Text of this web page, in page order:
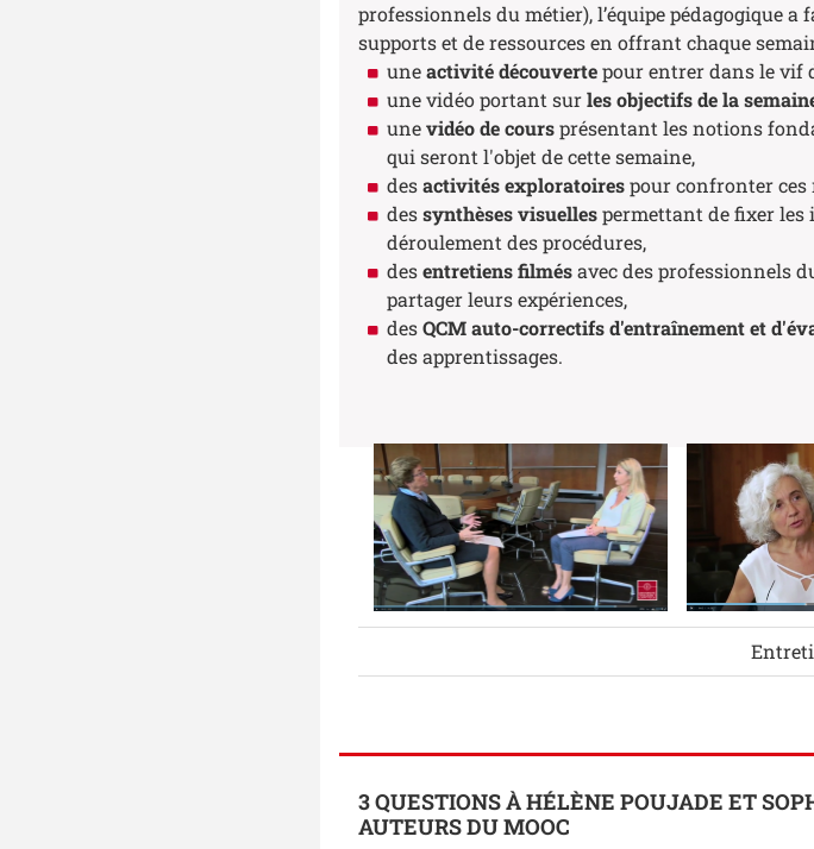
professionnels du métier), l’équipe pédagogique
supports et de ressources en offrant chaque
uneactivité découvertepour entrer dans le vif
une vidéo portant surles objectifs de la
unevidéo de coursprésentant les notions
qui seront l'objet de cette semaine,
desactivités exploratoirespour confronter ces
dessynthèses visuellespermettant de fixer les
déroulement des procédures,
desentretiens filmésavec des professionnels
partager leurs expériences,
desQCM auto-correctifs d'entraînement et
des apprentissages.
3 QUESTIONS À HÉLÈNE POUJADE ET
AUTEURS DU MOOC